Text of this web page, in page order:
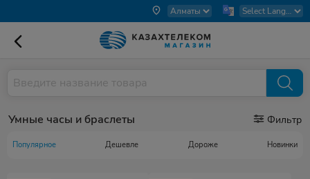
Умные часы и браслеты Фильтр
Популярное Дешевле Дороже Новинки